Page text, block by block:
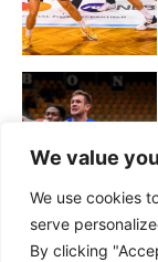
We value
We use cookies
serve
By clicking